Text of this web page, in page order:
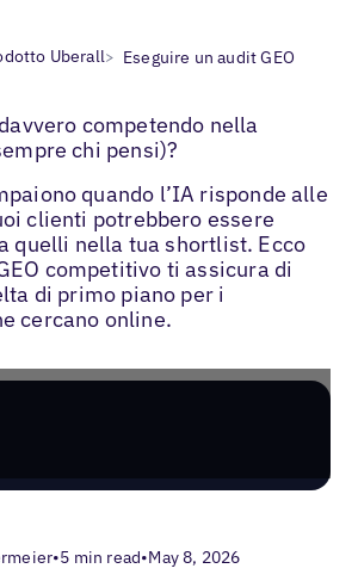
Uberall> Eseguire un audit GEO
competendo nella
chi pensi)?
quando l’IA risponde alle
clienti potrebbero essere
quelli nella tua shortlist. Ecco
competitivo ti assicura di
di primo piano per i
cercano online.
•5 min read•May 8, 2026